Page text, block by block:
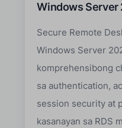
Windows Server
Secure Remote
Windows Server
komprehensibong
sa authentication,
session security at
kasanayan sa RDS